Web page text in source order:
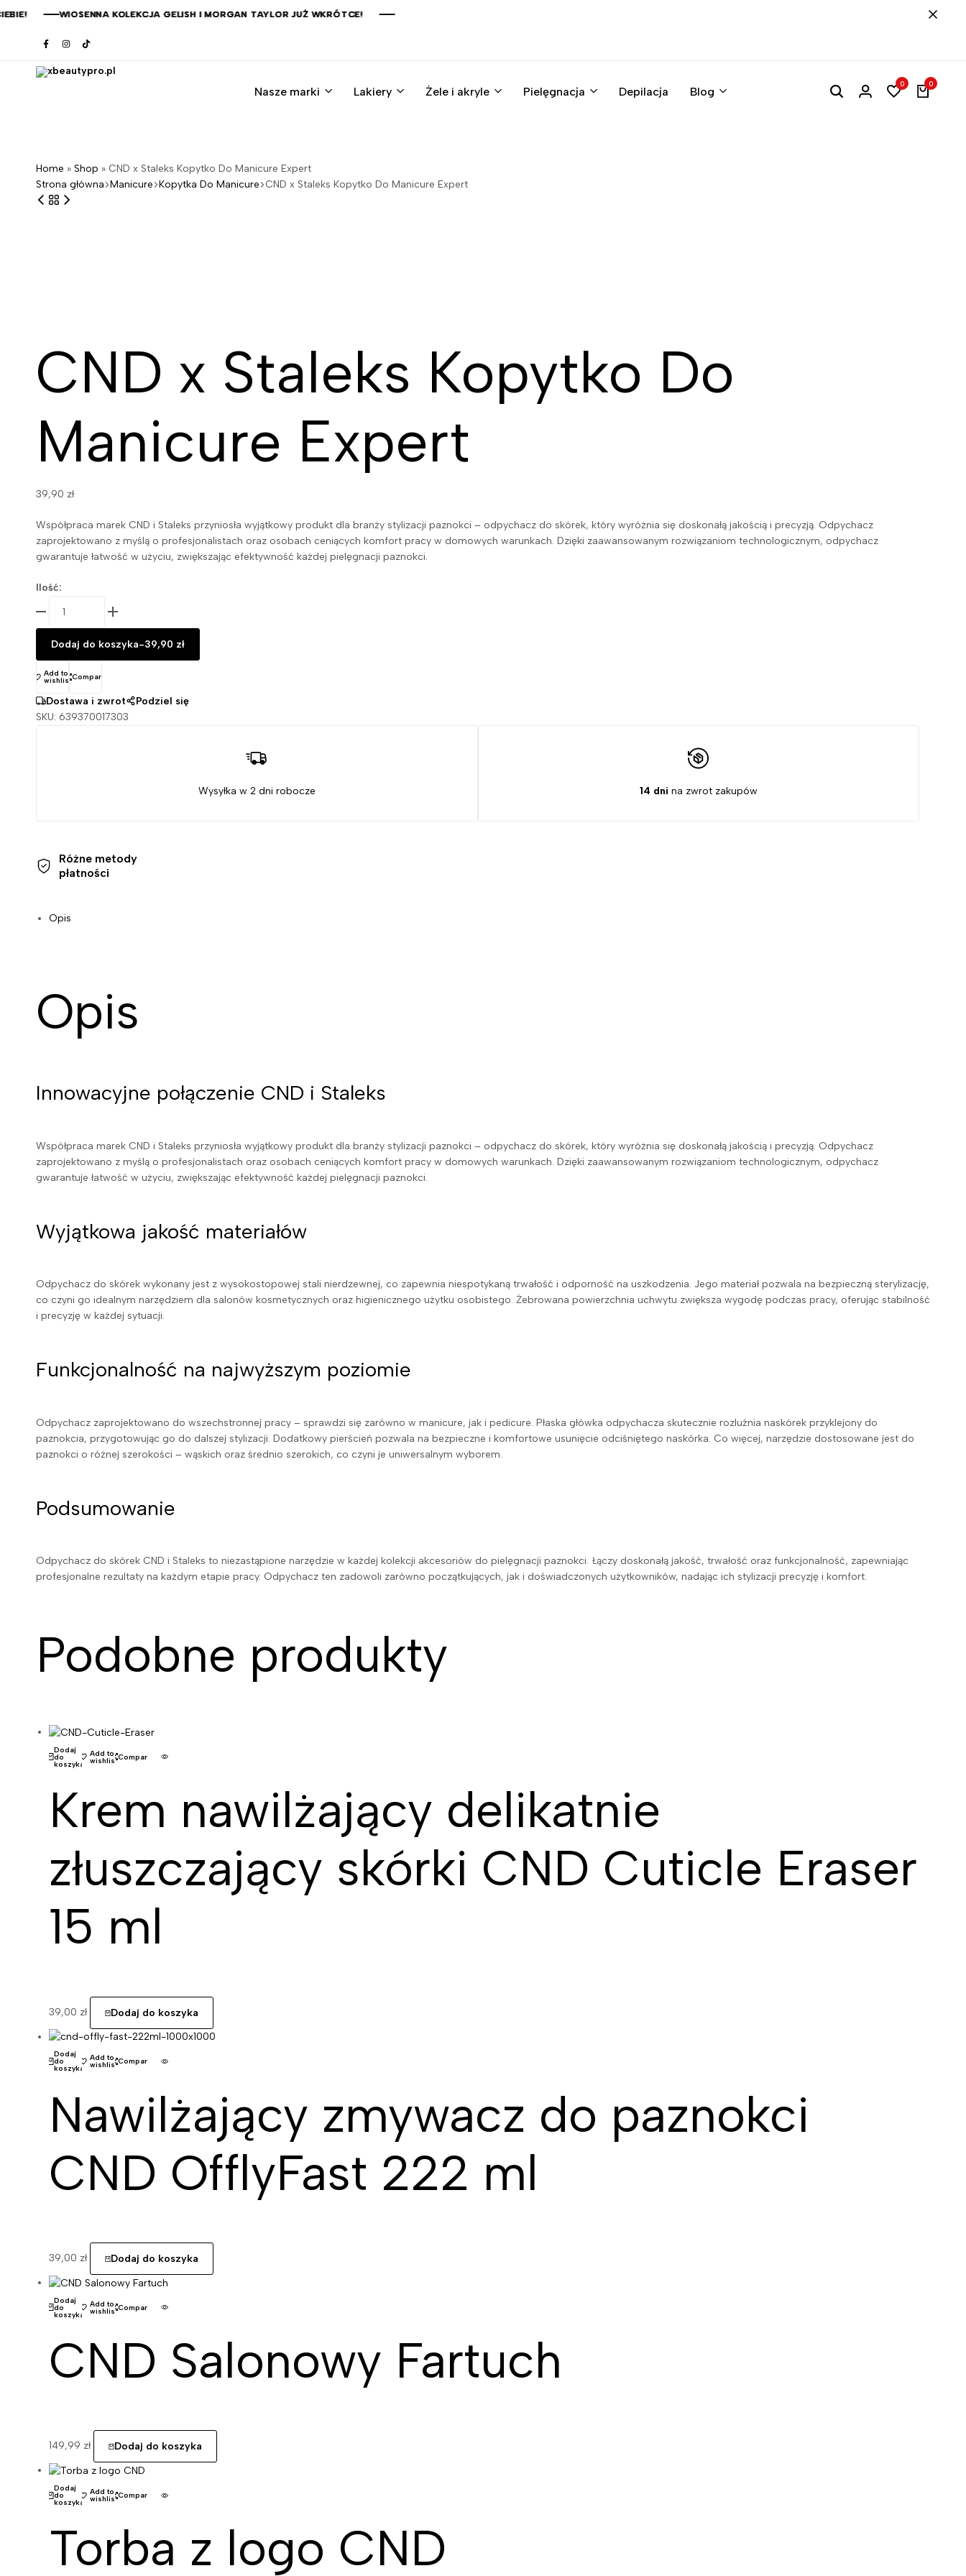
WIOSENNA KOLEKCJA GELISH I MORGAN TAYLOR JUŻ WKRÓTCE!
WIOSENNA KOLEKCJA GELISH I MORGAN TAYLOR JUŻ WKRÓTCE!
WIOSENNA KOLEKCJA GELISH I MORGAN TAYLOR JUŻ WKRÓTCE!
WIOSENNA KOLEKCJA GELISH I MORGAN TAYLOR JUŻ WKRÓTCE!
Nasze marki Lakiery Żele i akryle Pielęgnacja Depilacja Blog
0 0
Home » Shop » CND x Staleks Kopytko Do Manicure Expert
Strona główna Manicure Kopytka Do Manicure CND x Staleks Kopytko Do Manicure Expert
CND x Staleks Kopytko Do
Manicure Expert
39,90 zł
Współpraca marek CND i Staleks przyniosła wyjątkowy produkt dla branży stylizacji paznokci – odpychacz do skórek, który wyróżnia się doskonałą jakością i precyzją. Odpychacz
zaprojektowano z myślą o profesjonalistach oraz osobach ceniących komfort pracy w domowych warunkach. Dzięki zaawansowanym rozwiązaniom technologicznym, odpychacz
gwarantuje łatwość w użyciu, zwiększając efektywność każdej pielęgnacji paznokci.
Ilość:
Dodaj do koszyka-39,90 zł
Add to
wishlistCompare
Dostawa i zwrot
Podziel się
SKU: 639370017303
Wysyłka w 2 dni robocze 14 dni na zwrot zakupów
Różne metody
płatności
Opis
Opis
Innowacyjne połączenie CND i Staleks
Współpraca marek CND i Staleks przyniosła wyjątkowy produkt dla branży stylizacji paznokci – odpychacz do skórek, który wyróżnia się doskonałą jakością i precyzją. Odpychacz
zaprojektowano z myślą o profesjonalistach oraz osobach ceniących komfort pracy w domowych warunkach. Dzięki zaawansowanym rozwiązaniom technologicznym, odpychacz
gwarantuje łatwość w użyciu, zwiększając efektywność każdej pielęgnacji paznokci.
Wyjątkowa jakość materiałów
Odpychacz do skórek wykonany jest z wysokostopowej stali nierdzewnej, co zapewnia niespotykaną trwałość i odporność na uszkodzenia. Jego materiał pozwala na bezpieczną sterylizację,
co czyni go idealnym narzędziem dla salonów kosmetycznych oraz higienicznego użytku osobistego. Żebrowana powierzchnia uchwytu zwiększa wygodę podczas pracy, oferując stabilność
i precyzję w każdej sytuacji.
Funkcjonalność na najwyższym poziomie
Odpychacz zaprojektowano do wszechstronnej pracy – sprawdzi się zarówno w manicure, jak i pedicure. Płaska główka odpychacza skutecznie rozluźnia naskórek przyklejony do
paznokcia, przygotowując go do dalszej stylizacji. Dodatkowy pierścień pozwala na bezpieczne i komfortowe usunięcie odciśniętego naskórka. Co więcej, narzędzie dostosowane jest do
paznokci o różnej szerokości – wąskich oraz średnio szerokich, co czyni je uniwersalnym wyborem.
Podsumowanie
Odpychacz do skórek CND i Staleks to niezastąpione narzędzie w każdej kolekcji akcesoriów do pielęgnacji paznokci. Łączy doskonałą jakość, trwałość oraz funkcjonalność, zapewniając
profesjonalne rezultaty na każdym etapie pracy. Odpychacz ten zadowoli zarówno początkujących, jak i doświadczonych użytkowników, nadając ich stylizacji precyzję i komfort.
Podobne produkty
Dodaj
do
koszyka
Add to
wishlistCompare
Krem nawilżający delikatnie
złuszczający skórki CND Cuticle Eraser
15 ml
39,00 zł Dodaj do koszyka
Dodaj
do
koszyka
Add to
wishlistCompare
Nawilżający zmywacz do paznokci
CND OfflyFast 222 ml
39,00 zł Dodaj do koszyka
Dodaj
do
koszyka
Add to
wishlistCompare
CND Salonowy Fartuch
149,99 zł Dodaj do koszyka
Dodaj
do
koszyka
Add to
wishlistCompare
Torba z logo CND